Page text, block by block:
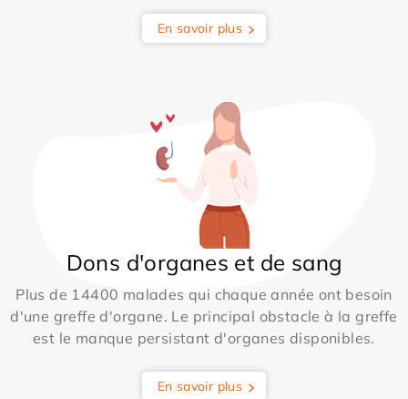
En savoir plus
Dons d'organes et de sang
Plus de 14400 malades qui chaque année ont besoin
d'une greffe d'organe. Le principal obstacle à la greffe
est le manque persistant d'organes disponibles.
En savoir plus